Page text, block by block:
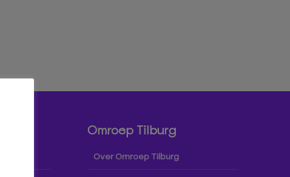
Omroep Tilburg
Over Omroep Tilburg